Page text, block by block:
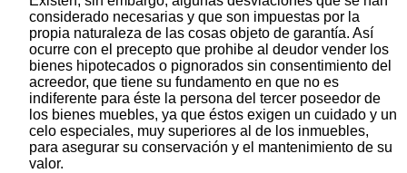
considerado necesarias y que son impuestas por la
propia naturaleza de las cosas objeto de garantía. Así
ocurre con el precepto que prohibe al deudor vender los
bienes hipotecados o pignorados sin consentimiento del
acreedor, que tiene su fundamento en que no es
indiferente para éste la persona del tercer poseedor de
los bienes muebles, ya que éstos exigen un cuidado y un
celo especiales, muy superiores al de los inmuebles,
para asegurar su conservación y el mantenimiento de su
valor.